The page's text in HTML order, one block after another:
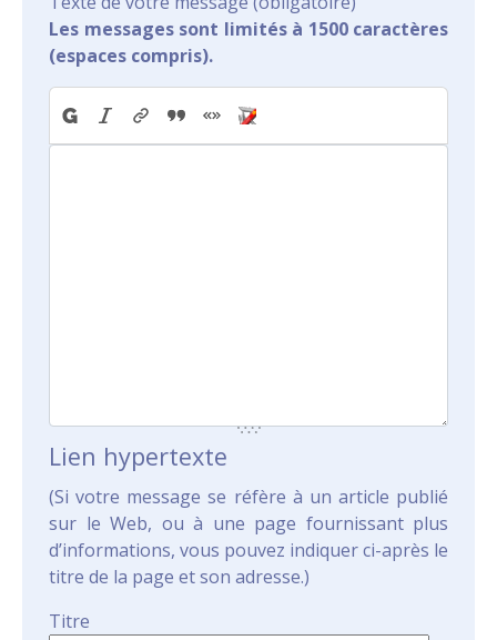
Les messages sont limités à 1500 caractères
(espaces compris).
Lien hypertexte
(Si votre message se réfère à un article publié
sur le Web, ou à une page fournissant plus
d’informations, vous pouvez indiquer ci-après le
titre de la page et son adresse.)
Titre